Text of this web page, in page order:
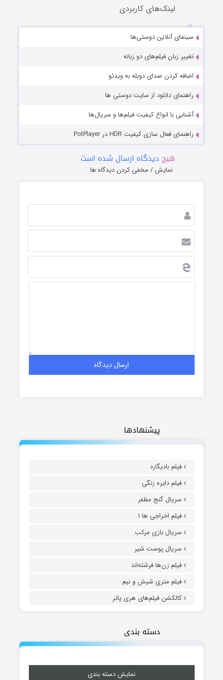
پیشنهادها
فیلم بادیگارد
فیلم دایره زنگی
سریال گنج مظفر
فیلم اخراجی ها ۱
سریال بازی مرکب
سریال پوست شیر
فیلم زن‌ها فرشته‌اند
فیلم متری شیش و نیم
کالکشن فیلم‌های هری پاتر
دسته بندی
نمایش دسته بندی
لینک‌های کاربردی
سینمای آنلاین دوستی‌ها
تغییر زبان فیلم‌های دو زبانه
اضافه کردن صدای دوبله به ویدئو
راهنمای دانلود از سایت دوستی ها
آشنایی با انواع کیفیت فیلم‌ها و سریال‌ها
راهنمای فعال سازی کیفیت HDR در PotPlayer
هیچ دیدگاه ارسال شده است
نمایش / مخفی کردن دیدگاه ها